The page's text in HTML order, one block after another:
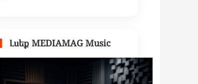
Լսեք MEDIAMAG Music